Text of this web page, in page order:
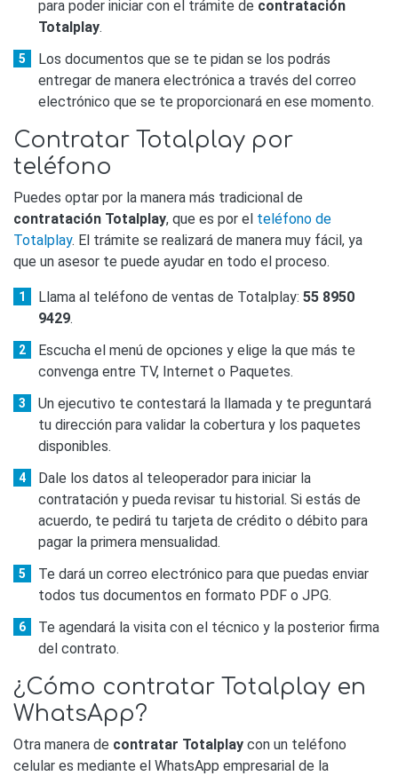
para poder iniciar con el trámite de contratación
Totalplay.
Los documentos que se te pidan se los podrás
entregar de manera electrónica a través del correo
electrónico que se te proporcionará en ese momento.
Contratar Totalplay por
teléfono
Puedes optar por la manera más tradicional de
contratación Totalplay, que es por el teléfono de
Totalplay. El trámite se realizará de manera muy fácil, ya
que un asesor te puede ayudar en todo el proceso.
Llama al teléfono de ventas de Totalplay: 55 8950
9429.
Escucha el menú de opciones y elige la que más te
convenga entre TV, Internet o Paquetes.
Un ejecutivo te contestará la llamada y te preguntará
tu dirección para validar la cobertura y los paquetes
disponibles.
Dale los datos al teleoperador para iniciar la
contratación y pueda revisar tu historial. Si estás de
acuerdo, te pedirá tu tarjeta de crédito o débito para
pagar la primera mensualidad.
Te dará un correo electrónico para que puedas enviar
todos tus documentos en formato PDF o JPG.
Te agendará la visita con el técnico y la posterior firma
del contrato.
¿Cómo contratar Totalplay en
WhatsApp?
Otra manera de contratar Totalplay con un teléfono
celular es mediante el WhatsApp empresarial de la